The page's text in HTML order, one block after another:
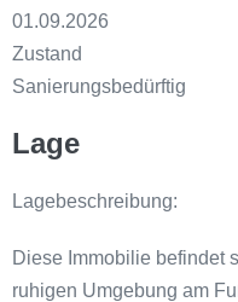
01.09.2026
Zustand
Sanierungsbedürftig
Lage
Lagebeschreibung:
Diese Immobilie befindet
ruhigen Umgebung am